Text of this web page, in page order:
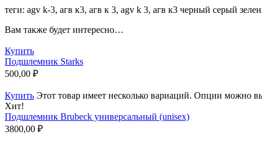
теги: agv k-3, агв к3, агв к 3, agv k 3, агв к3 черный серый
Вам также будет интересно…
Купить
Подшлемник Starks
500,00 ₽
Купить Этот товар имеет несколько вариаций. Опции можно
Хит!
Подшлемник Brubeck универсальный (unisex)
3800,00 ₽